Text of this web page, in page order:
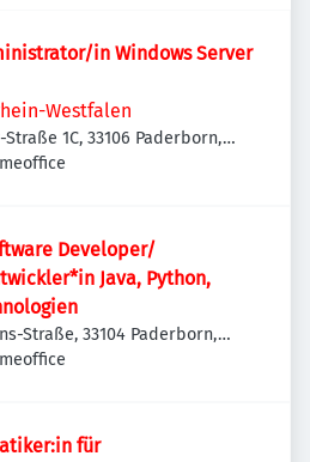
in Windows Server
Westfalen
1C, 33106 Paderborn,
Developer/
Java, Python,
Straße, 33104 Paderborn,
für